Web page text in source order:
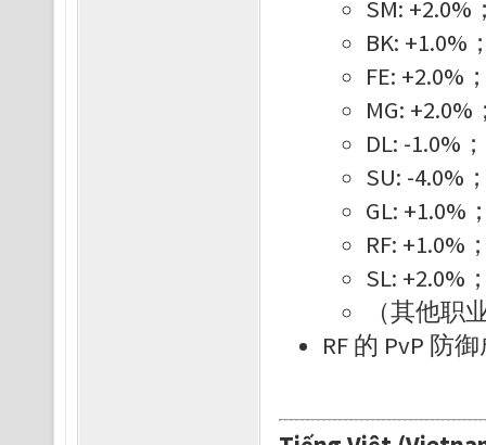
SM: +2.0%
BK: +1.0%
FE: +2.0%
MG: +2.0%
DL: -1.0%；
SU: -4.0%
GL: +1.0%
RF: +1.0%
SL: +2.0%
（其他职
RF 的 PvP 防